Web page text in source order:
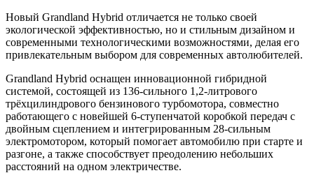
Новый Grandland Hybrid отличается не только своей
экологической эффективностью, но и стильным дизайном и
современными технологическими возможностями, делая его
привлекательным выбором для современных автолюбителей.
Grandland Hybrid оснащен инновационной гибридной
системой, состоящей из 136-сильного 1,2-литрового
трёхцилиндрового бензинового турбомотора, совместно
работающего с новейшей 6-ступенчатой коробкой передач с
двойным сцеплением и интегрированным 28-сильным
электромотором, который помогает автомобилю при старте и
разгоне, а также способствует преодолению небольших
расстояний на одном электричестве.